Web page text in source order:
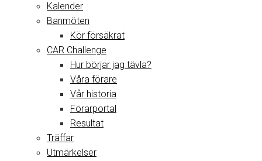
Kalender
Banmöten
Kör försäkrat
CAR Challenge
Hur börjar jag tävla?
Våra förare
Vår historia
Förarportal
Resultat
Träffar
Utmärkelser